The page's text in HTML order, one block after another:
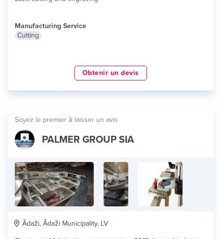
Manufacturing Service
Cutting
Obtenir un devis
Soyez le premier à laisser un avis
PALMER GROUP SIA
Ādaži, Ādaži Municipality, LV